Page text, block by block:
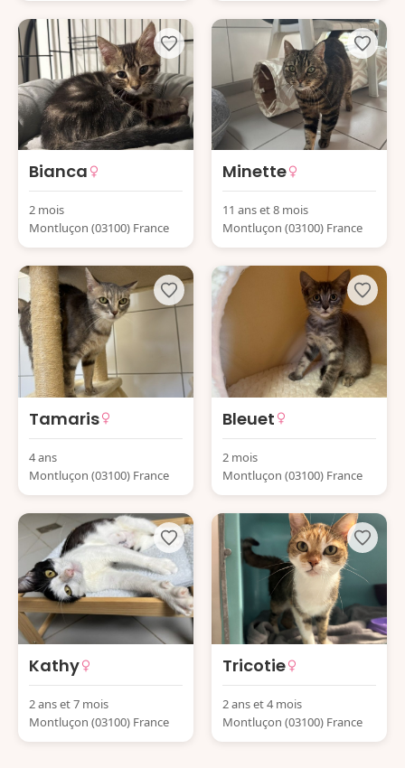
Bianca
2 mois
Montluçon (03100) France
Minette
11 ans et 8 mois
Montluçon (03100) France
Tamaris
4 ans
Montluçon (03100) France
Bleuet
2 mois
Montluçon (03100) France
Kathy
2 ans et 7 mois
Montluçon (03100) France
Tricotie
2 ans et 4 mois
Montluçon (03100) France